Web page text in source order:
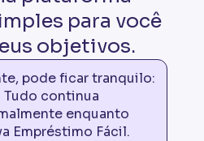
para você
objetivos.
pode ficar tranquilo:
continua
enquanto
Empréstimo Fácil.